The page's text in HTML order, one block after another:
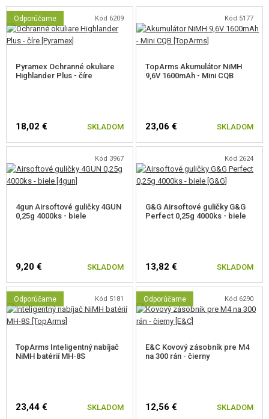
JEDINEČNOSŤ
svoje unikátne sériové číslo. Ponúkame viac ako 30 rôznych modelov.
SPOĽAHLIVOSŤ
E&C zbrane sú známe pre svoju spoľahlivosť. Poruchovosť je menej ako
1,5% - to je niekoľkonásobne nižšie ako je priemer a Vy tak dostávate za
svoje peniaze spoľahlivú zbraň.
Odporúčame Kód 6209
Pyramex Ochranné okuliare
Highlander Plus - číre
18,02 € SKLADOM
Kód 5177
TopArms Akumulátor NiMH
9,6V 1600mAh - Mini CQB
23,06 € SKLADOM
Kód 3967
4gun Airsoftové guličky 4GUN
0,25g 4000ks - biele
9,20 € SKLADOM
Kód 2624
G&G Airsoftové guličky G&G
Perfect 0,25g 4000ks - biele
13,82 € SKLADOM
Odporúčame Kód 5181
TopArms Inteligentný nabíjač
NiMH batérií MH-8S
23,44 € SKLADOM
Odporúčame Kód 6290
E&C Kovový zásobník pre M4
na 300 rán - čierny
12,56 € SKLADOM